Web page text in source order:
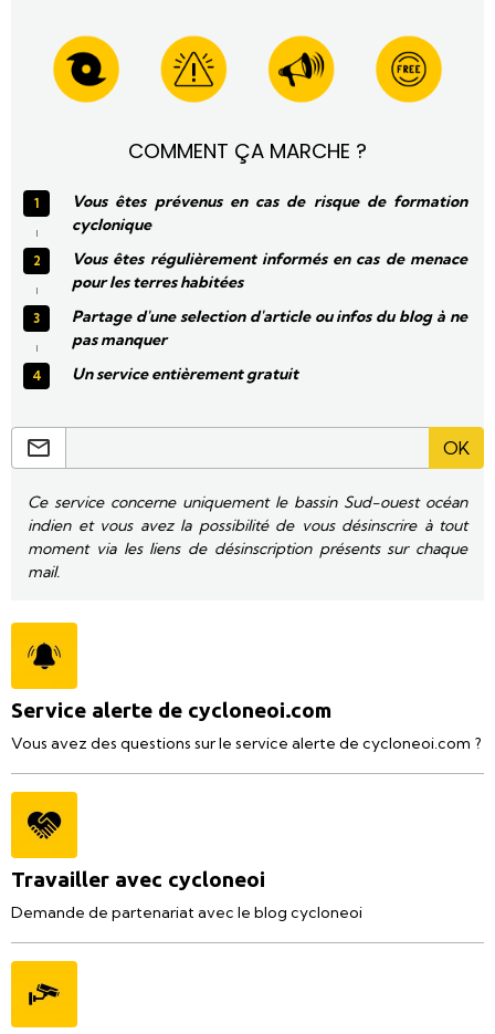
COMMENT ÇA MARCHE ?
Vous êtes prévenus en cas de risque de formation
cyclonique
Vous êtes régulièrement informés en cas de menace
pour les terres habitées
Partage d'une selection d'article ou infos du blog à ne
pas manquer
Un service entièrement gratuit
OK
Ce service concerne uniquement le bassin Sud-ouest océan
indien et vous avez la possibilité de vous désinscrire à tout
moment via les liens de désinscription présents sur chaque
mail.
Service alerte de cycloneoi.com
Vous avez des questions sur le service alerte de cycloneoi.com ?
Travailler avec cycloneoi
Demande de partenariat avec le blog cycloneoi